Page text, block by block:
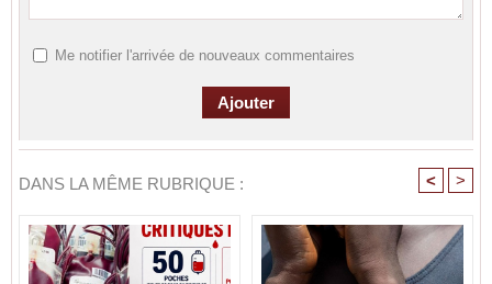
Me notifier l'arrivée de nouveaux commentaires
DANS LA MÊME RUBRIQUE : < >